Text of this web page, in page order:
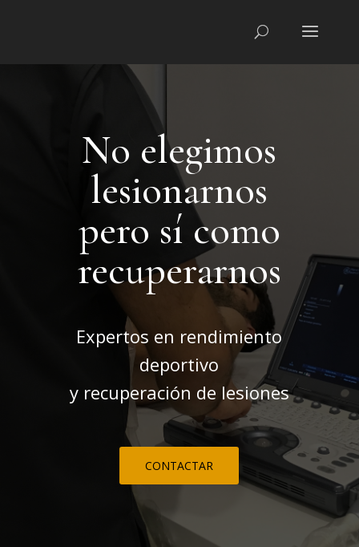
No elegimos
lesionarnos
pero sí como
recuperarnos
Expertos en rendimiento
deportivo
y recuperación de lesiones
CONTACTAR